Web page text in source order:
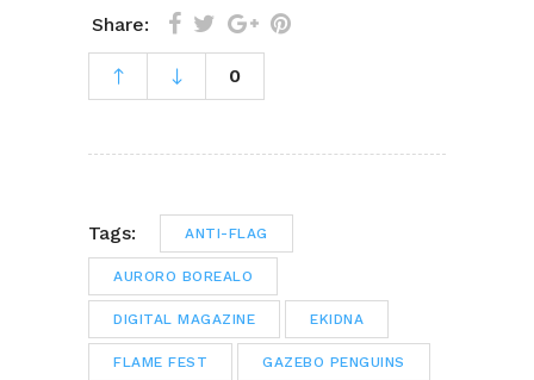
Share:
0
Tags: ANTI-FLAG
AURORO BOREALO
DIGITAL MAGAZINE EKIDNA
FLAME FEST GAZEBO PENGUINS